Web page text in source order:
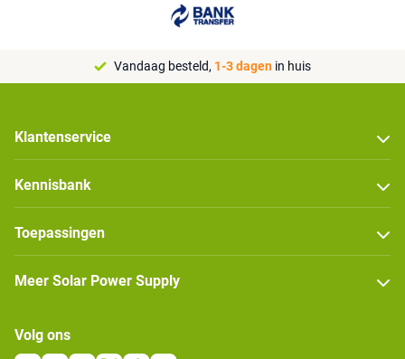
Vandaag besteld, 1-3 dagen in huis
Klantenservice
Kennisbank
Toepassingen
Meer Solar Power Supply
Volg ons